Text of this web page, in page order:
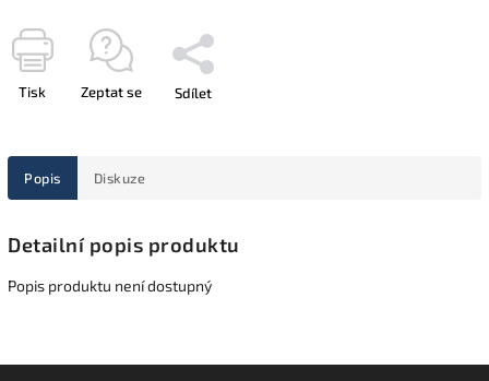
Tisk Zeptat se Sdílet
Popis Diskuze
Detailní popis produktu
Popis produktu není dostupný